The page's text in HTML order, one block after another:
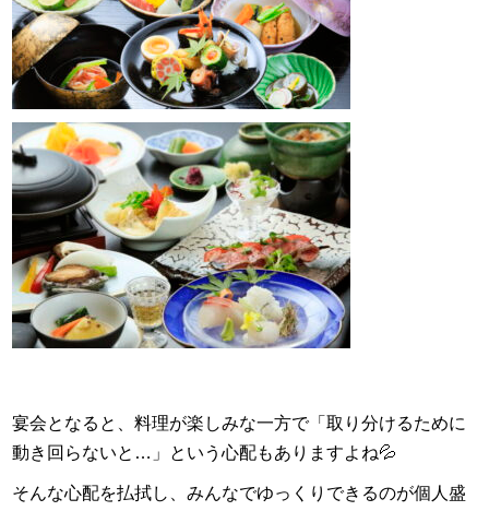
宴会となると、料理が楽しみな一方で「取り分けるために
動き回らないと…」という心配もありますよね💦
そんな心配を払拭し、みんなでゆっくりできるのが個人盛